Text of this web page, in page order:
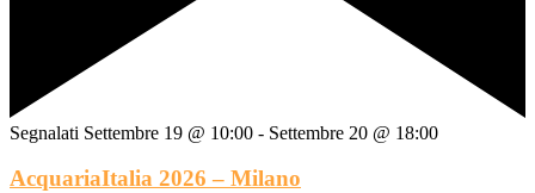
Segnalati Settembre 19 @ 10:00 - Settembre 20 @ 18:00
AcquariaItalia 2026 – Milano